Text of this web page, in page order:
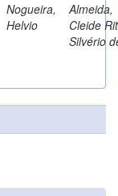
Nogueira,
Helvio
Almeida,
Cleide
Silvério